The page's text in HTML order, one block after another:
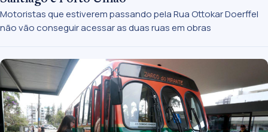
Motoristas que estiverem passando pela Rua Ottokar Doerffel
não vão conseguir acessar as duas ruas em obras